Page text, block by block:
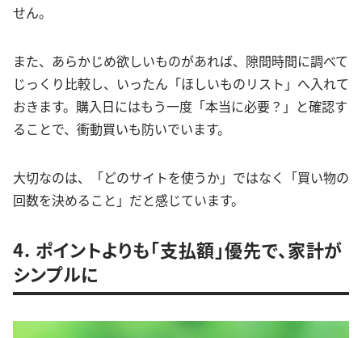
せん。
また、あらかじめ欲しいものがあれば、隙間時間に調べて
じっくり比較し、いったん「ほしいものリスト」へ入れて
おきます。購入日にはもう一度「本当に必要？」と確認す
ることで、衝動買いも防いでいます。
大切なのは、「どのサイトを使うか」ではなく「買い物の
回数を決めること」だと感じています。
4. ポイントよりも「支払額」優先で、家計が
シンプルに